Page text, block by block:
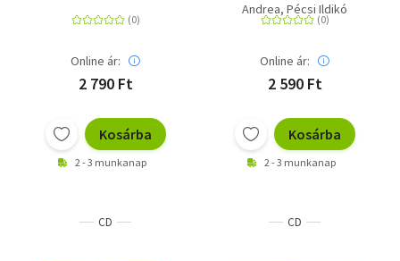
Online ár:
2 790 Ft
Kosárba
2 - 3 munkanap
Andrea, Pécsi Ildikó
Online ár:
2 590 Ft
Kosárba
2 - 3 munkanap
CD CD